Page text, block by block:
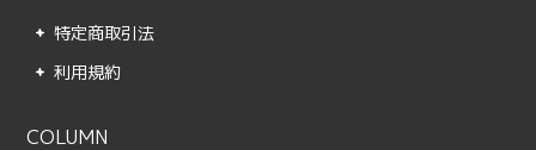
特定商取引法
利用規約
COLUMN